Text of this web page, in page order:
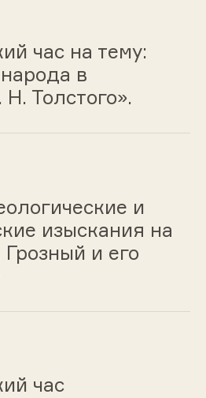
час на тему:
в
Толстого».
и
изыскания на
и его
час